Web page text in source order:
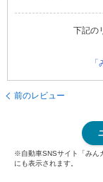
下記の
前のレビュー
※自動車SNSサイト「みん
にも表示されます。